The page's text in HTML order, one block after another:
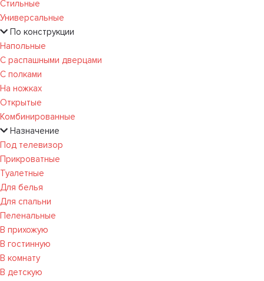
Стильные
Универсальные
По конструкции
Напольные
С распашными дверцами
С полками
На ножках
Открытые
Комбинированные
Назначение
Под телевизор
Прикроватные
Туалетные
Для белья
Для спальни
Пеленальные
В прихожую
В гостинную
В комнату
В детскую